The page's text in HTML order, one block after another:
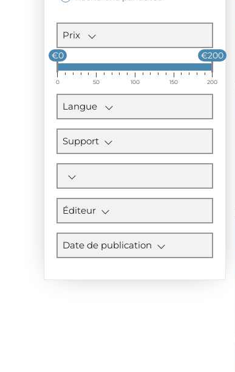
Prix
€0 €200
0 50 100 150 200
Langue
Support
Éditeur
Date de publication